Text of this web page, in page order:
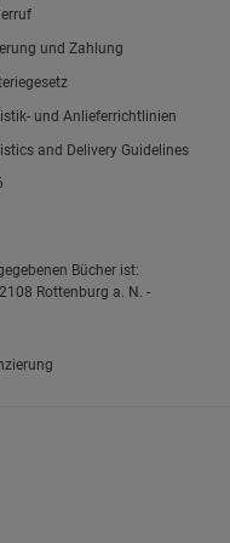
und Zahlung
und Anlieferrichtlinien
and Delivery Guidelines
Bücher ist:
Rottenburg a. N. -